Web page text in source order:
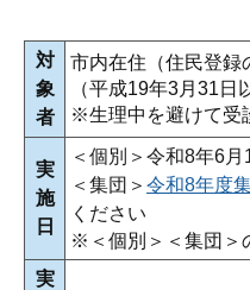
対
象
者
市内在住（住民登録
（平成19年3月31日
※生理中を避けて受
実
施
日
＜個別＞令和8年6
＜集団＞ 令和8年度
ください
※＜個別＞＜集団＞
実